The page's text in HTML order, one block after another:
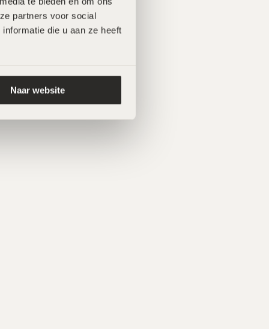
partners voor social
die u aan ze heeft
Naar website